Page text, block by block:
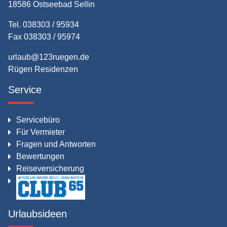
18586 Ostseebad Sellin
Tel. 038303 / 95934
Fax 038303 / 95974
urlaub@123ruegen.de
Rügen Residenzen
Service
Servicebüro
Für Vermieter
Fragen und Antworten
Bewertungen
Reiseversicherung
Urlaubsideen